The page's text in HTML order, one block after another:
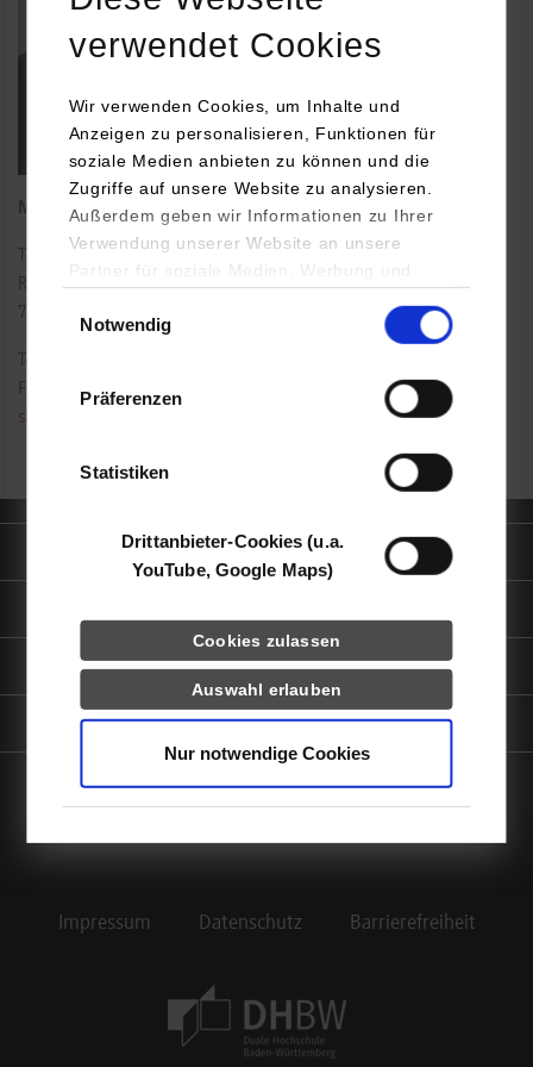
verwendet Cookies
Wir verwenden Cookies, um Inhalte und
Anzeigen zu personalisieren, Funktionen für
soziale Medien anbieten zu können und die
Zugriffe auf unsere Website zu analysieren.
Außerdem geben wir Informationen zu Ihrer
Verwendung unserer Website an unsere
Partner für soziale Medien, Werbung und
YouTube, Google Maps) führen diese
Daten zusammen, die Sie ihnen bereitgestellt
haben oder die sie im Rahmen Ihrer Nutzung
Notwendig
Präferenzen
Statistiken
Drittanbieter-Cookies (u.a.
YouTube, Google Maps)
Cookies zulassen
Auswahl erlauben
Nur notwendige Cookies
Medien-Laboringenieur
Theodor-Heuss-Straße 2
Raum: 241
70174
Stuttgart
Tel.:
Fax: 0711/1849-831
simon.giesl@dhbw-stuttgart.de
Quicklinks
Portale
Kontaktinfo
Impressum Datenschutz Barrierefreiheit